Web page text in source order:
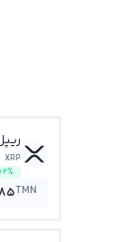
XRP
TMN